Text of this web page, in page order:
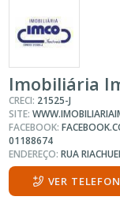
Imobiliária
CRECI: 21525-J
SITE:
FACEBOOK:
01188674
ENDEREÇO:RUA
VER